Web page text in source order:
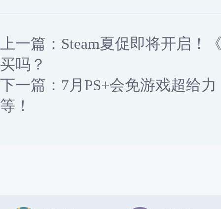
上一篇： Steam夏促即将开启！
买吗？
下一篇： 7月PS+会免游戏超给
等！